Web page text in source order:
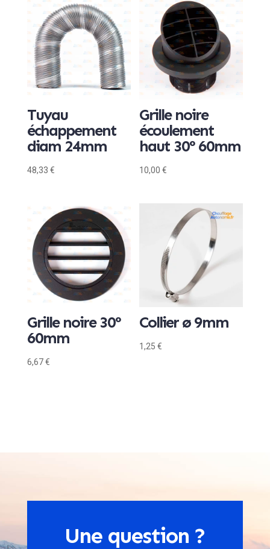
Tuyau
échappement
diam 24mm
48,33 €
Grille noire
écoulement
haut 30° 60mm
10,00€
Grille noire 30°
60mm
6,67€
Collier ø 9mm
1,25€
Une question ?